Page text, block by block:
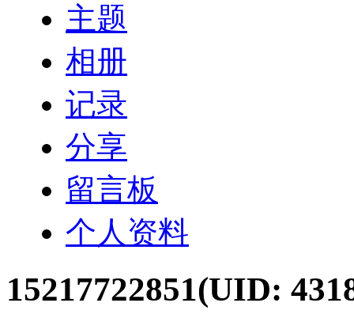
主题
相册
记录
分享
留言板
个人资料
15217722851(UID: